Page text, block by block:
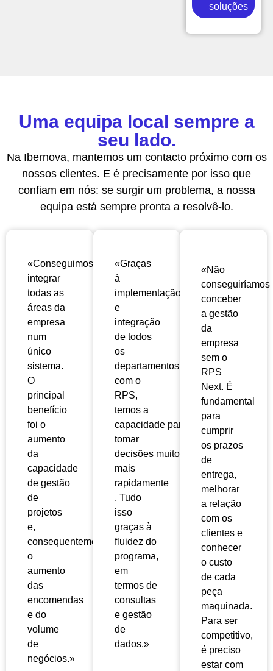
soluções
Uma equipa local sempre a
seu lado.
Na Ibernova, mantemos um contacto próximo com os
nossos clientes. E é precisamente por isso que
confiam em nós: se surgir um problema, a nossa
equipa está sempre pronta a resolvê-lo.
«Conseguimos
integrar
todas as
áreas da
empresa
num
único
sistema.
O
principal
benefício
foi o
aumento
da
capacidade
de gestão
de
projetos
e,
consequentemente,
o
aumento
das
encomendas
e do
volume
de
negócios.»
«Graças
à
implementação
e
integração
de todos
os
departamentos
com o
RPS,
temos a
capacidade para
tomar
decisões muito
mais
rapidamente
. Tudo
isso
graças à
fluidez do
programa,
em
termos de
consultas
e gestão
de
dados.»
«Não
conseguiríamos
conceber
a gestão
da
empresa
sem o
RPS
Next. É
fundamental
para
cumprir
os prazos
de
entrega,
melhorar
a relação
com os
clientes e
conhecer
o custo
de cada
peça
maquinada.
Para ser
competitivo,
é preciso
estar com